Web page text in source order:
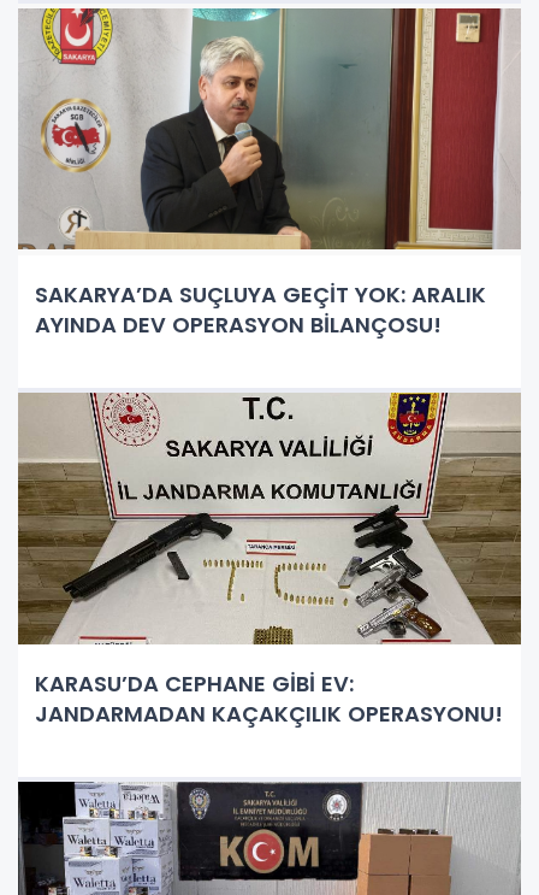
SAKARYA’DA SUÇLUYA GEÇİT YOK: ARALIK
AYINDA DEV OPERASYON BİLANÇOSU!
KARASU’DA CEPHANE GİBİ EV:
JANDARMADAN KAÇAKÇILIK OPERASYONU!